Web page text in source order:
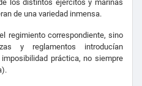
los distintos ejércitos y marinas
de una variedad inmensa.
regimiento correspondiente, sino
y reglamentos introducían
práctica, no siempre